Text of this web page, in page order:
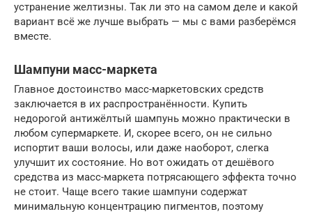
устранение желтизны. Так ли это на самом деле и какой
вариант всё же лучше выбрать — мы с вами разберёмся
вместе.
Шампуни масс-маркета
Главное достоинство масс-маркетовских средств
заключается в их распространённости. Купить
недорогой антижёлтый шампунь можно практически в
любом супермаркете. И, скорее всего, он не сильно
испортит ваши волосы, или даже наоборот, слегка
улучшит их состояние. Но вот ожидать от дешёвого
средства из масс-маркета потрясающего эффекта точно
не стоит. Чаще всего такие шампуни содержат
минимальную концентрацию пигментов, поэтому